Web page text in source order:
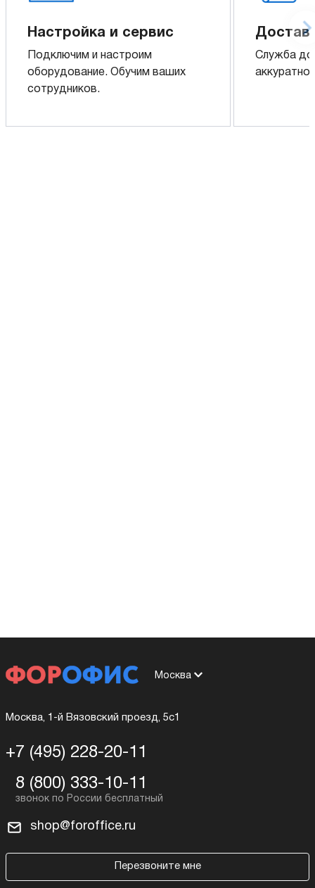
Настройка и сервис
Подключим и настроим
оборудование. Обучим ваших
сотрудников.
Служба
аккуратно
Москва
Москва, 1-й Вязовский проезд, 5с1
+7 (495) 228-20-11
8 (800) 333-10-11
shop@foroffice.ru
Перезвоните мне